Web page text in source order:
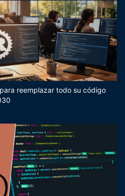
reemplazar todo su código